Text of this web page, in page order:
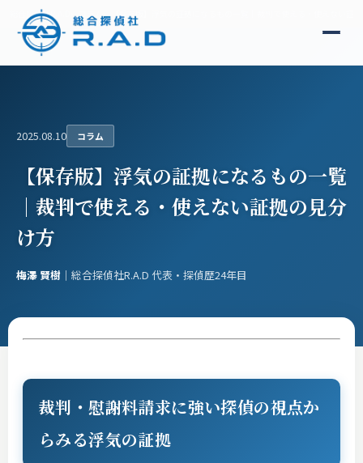
総合探偵社R.A.D コラム 【保存版】浮気の証拠になるもの一覧｜裁判で使える・使えない証
2025.08.10 コラム
【保存版】浮気の証拠になるもの一覧
｜裁判で使える・使えない証拠の見分
け方
梅澤 賢樹 ｜総合探偵社R.A.D 代表・探偵歴24年目
裁判・慰謝料請求に強い探偵の視点か
らみる浮気の証拠